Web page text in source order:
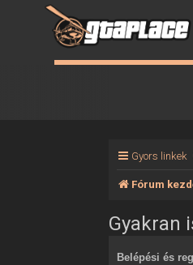
Gyors linkek
Fórum
Gyakran
Belépési és